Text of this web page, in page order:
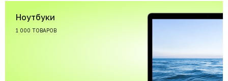
Ноутбуки
1 000 ТОВАРОВ